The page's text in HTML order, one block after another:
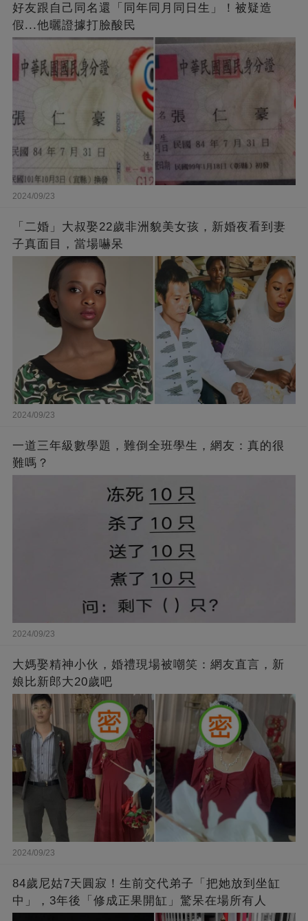
好友跟自己同名還「同年同月同日生」！被疑造
假...他曬證據打臉酸民
2024/09/23
「二婚」大叔娶22歲非洲貌美女孩，新婚夜看到妻
子真面目，當場嚇呆
2024/09/23
一道三年級數學題，難倒全班學生，網友：真的很
難嗎？
2024/09/23
大媽娶精神小伙，婚禮現場被嘲笑：網友直言，新
娘比新郎大20歲吧
2024/09/23
84歲尼姑7天圓寂！生前交代弟子「把她放到坐缸
中」，3年後「修成正果開缸」驚呆在場所有人